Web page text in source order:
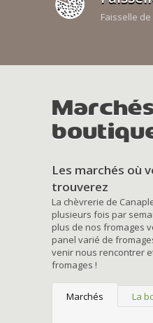
Faisselle
Les marchés où
trouverez
La chèvrerie de
plusieurs fois par
plus de nos fromages
panel varié de
venir nous rencontrer
fromages !
Marchés La